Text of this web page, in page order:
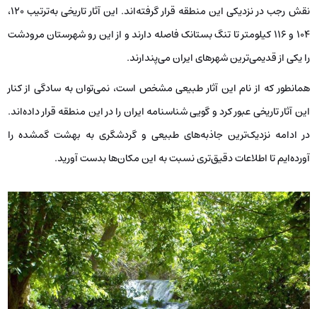
نقش رجب در نزدیکی این منطقه قرار گرفته‌اند. این آثار تاریخی به‌ترتیب 120،
104 و 116 کیلومتر تا تنگ بستانک فاصله دارند و از این رو شهرستان مرودشت
را یکی از قدیمی‌ترین شهرهای ایران می‌پندارند.
همانطور که از نام این آثار طبیعی مشخص است، نمی‌توان به سادگی از کنار
این آثار تاریخی عبور کرد و گویی شناسنامه ایران را در این منطقه قرار داده‌اند.
در ادامه نزدیک‌ترین جاذبه‌های طبیعی و گردشگری به بهشت گمشده را
آورده‌ایم تا اطلاعات دقیق‌تری نسبت به این مکان‌ها بدست آورید.